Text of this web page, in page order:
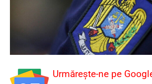
Urmărește-ne pe